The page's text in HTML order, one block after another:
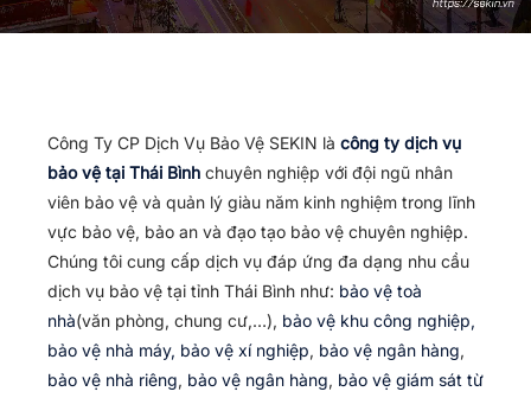
Công Ty CP Dịch Vụ Bảo Vệ SEKIN là công ty dịch vụ
bảo vệ tại Thái Bình chuyên nghiệp với đội ngũ nhân
viên bảo vệ và quản lý giàu năm kinh nghiệm trong lĩnh
vực bảo vệ, bảo an và đạo tạo bảo vệ chuyên nghiệp.
Chúng tôi cung cấp dịch vụ đáp ứng đa dạng nhu cầu
dịch vụ bảo vệ tại tỉnh Thái Bình như: bảo vệ toà
nhà(văn phòng, chung cư,…), bảo vệ khu công nghiệp,
bảo vệ nhà máy, bảo vệ xí nghiệp, bảo vệ ngân hàng,
bảo vệ nhà riêng, bảo vệ ngân hàng, bảo vệ giám sát từ